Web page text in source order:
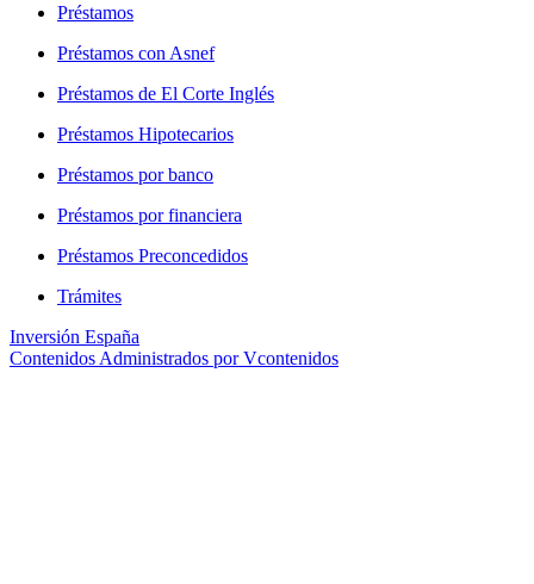
Préstamos
Préstamos con Asnef
Préstamos de El Corte Inglés
Préstamos Hipotecarios
Préstamos por banco
Préstamos por financiera
Préstamos Preconcedidos
Trámites
Inversión España
Contenidos Administrados por Vcontenidos